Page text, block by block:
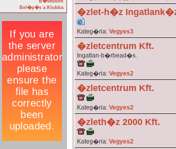
B�vebben
Bel�p�s a Klubba
�zlet-h�z
Kateg�ria: Vegyes3
�zletcentrum Kft.
Ingatlan-b�rbead�s.
Kateg�ria: Vegyes2
�zletcentrum Kft.
Kateg�ria: Vegyes2
�zleth�z 2000 Kft.
Kateg�ria: Vegyes2